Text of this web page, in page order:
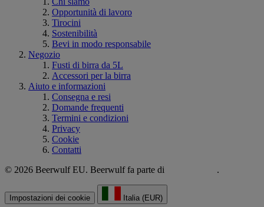
Opportunità di lavoro
Tirocini
Sostenibilità
Bevi in modo responsabile
Negozio
Fusti di birra da 5L
Accessori per la birra
Aiuto e informazioni
Consegna e resi
Domande frequenti
Termini e condizioni
Privacy
Cookie
Contatti
© 2026 Beerwulf EU. Beerwulf fa parte di
.
Impostazioni dei cookie Italia (EUR)